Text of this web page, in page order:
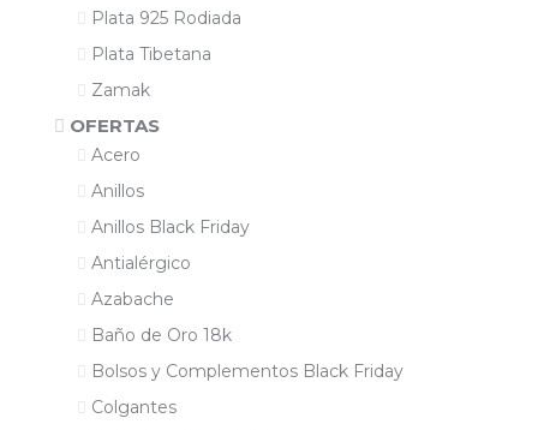
Plata 925 Rodiada
Plata Tibetana
Zamak
OFERTAS
Acero
Anillos
Anillos Black Friday
Antialérgico
Azabache
Baño de Oro 18k
Bolsos y Complementos Black Friday
Colgantes